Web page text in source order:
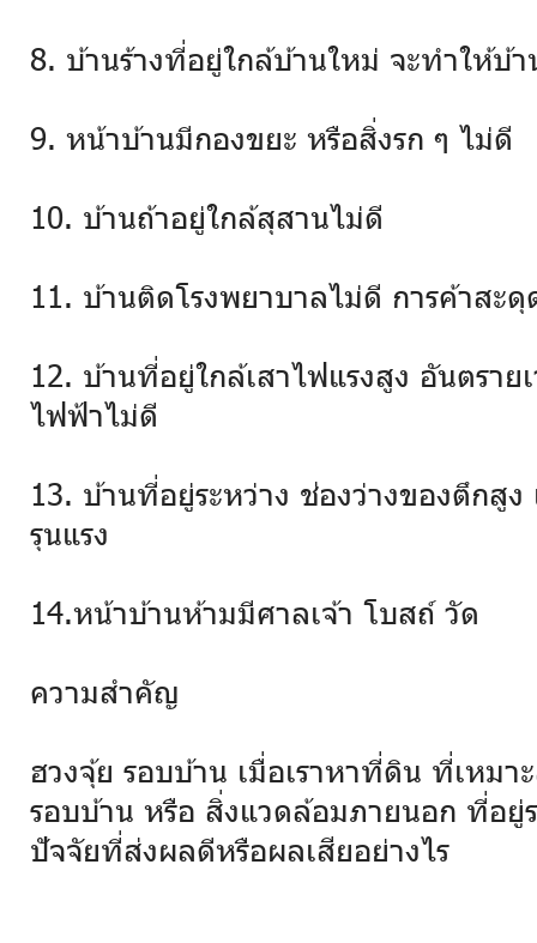
8. บ้านร้างที่อยู่ใกล้บ้านใหม่ จะทำให้บ้
9. หน้าบ้านมีกองขยะ หรือสิ่งรก ๆ ไม่ดี
10. บ้านถ้าอยู่ใกล้สุสานไม่ดี
11. บ้านติดโรงพยาบาลไม่ดี การค้าสะ
12. บ้านที่อยู่ใกล้เสาไฟแรงสูง อันตราย
ไฟฟ้าไม่ดี
13. บ้านที่อยู่ระหว่าง ช่องว่างของตึกสู
รุนแรง
14.หน้าบ้านห้ามมีศาลเจ้า โบสถ์ วัด
ความสำคัญ
ฮวงจุ้ย รอบบ้าน เมื่อเราหาที่ดิน ที่เหมา
รอบบ้าน หรือ สิ่งแวดล้อมภายนอก ที่อยู่
ปัจจัยที่ส่งผลดีหรือผลเสียอย่างไร